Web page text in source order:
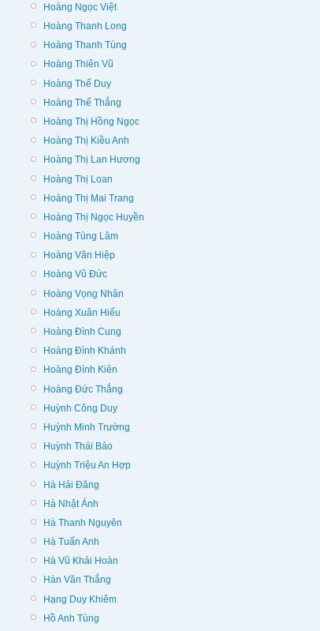
Hoàng Ngọc Việt
Hoàng Thanh Long
Hoàng Thanh Tùng
Hoàng Thiên Vũ
Hoàng Thế Duy
Hoàng Thế Thắng
Hoàng Thị Hồng Ngọc
Hoàng Thị Kiều Anh
Hoàng Thị Lan Hương
Hoàng Thị Loan
Hoàng Thị Mai Trang
Hoàng Thị Ngọc Huyền
Hoàng Tùng Lâm
Hoàng Văn Hiệp
Hoàng Vũ Đức
Hoàng Vọng Nhân
Hoàng Xuân Hiếu
Hoàng Đình Cung
Hoàng Đình Khánh
Hoàng Đình Kiên
Hoàng Đức Thắng
Huỳnh Công Duy
Huỳnh Minh Trường
Huỳnh Thái Bảo
Huỳnh Triệu An Hợp
Hà Hải Đăng
Hà Nhật Ánh
Hà Thanh Nguyên
Hà Tuấn Anh
Hà Vũ Khải Hoàn
Hàn Văn Thắng
Hạng Duy Khiêm
Hồ Anh Tùng